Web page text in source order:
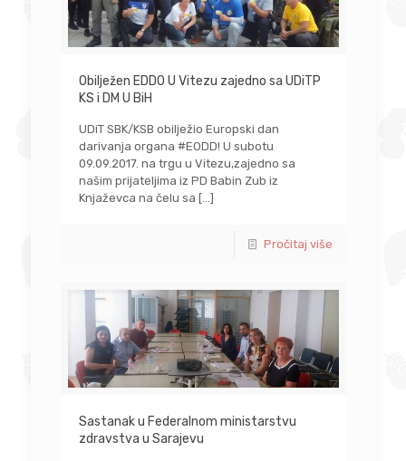
Obilježen EDDO U Vitezu zajedno sa UDiTP
KS i DM U BiH
UDiT SBK/KSB obilježio Europski dan
darivanja organa #EODD! U subotu
09.09.2017. na trgu u Vitezu,zajedno sa
našim prijateljima iz PD Babin Zub iz
Knjaževca na čelu sa […]
Pročitaj više
Sastanak u Federalnom ministarstvu
zdravstva u Sarajevu